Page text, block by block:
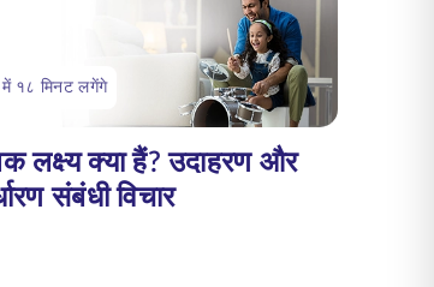
१८ मिनट लगेंगे
लक्ष्य क्या हैं? उदाहरण और
संबंधी विचार